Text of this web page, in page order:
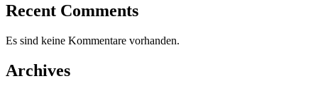
Recent Comments
Es sind keine Kommentare vorhanden.
Archives